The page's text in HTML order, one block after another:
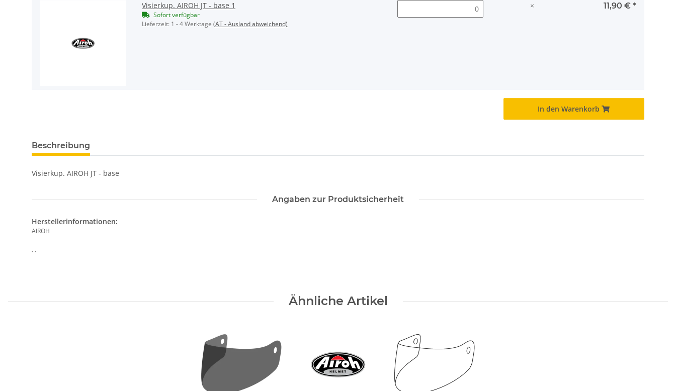
Visierkup. AIROH JT - base 1
Sofort verfügbar
Lieferzeit: 1 - 4 Werktage (AT - Ausland abweichend)
× 11,90 € *
In den Warenkorb
Beschreibung
Visierkup. AIROH JT - base
Angaben zur Produktsicherheit
Herstellerinformationen:
AIROH
, ,
Ähnliche Artikel